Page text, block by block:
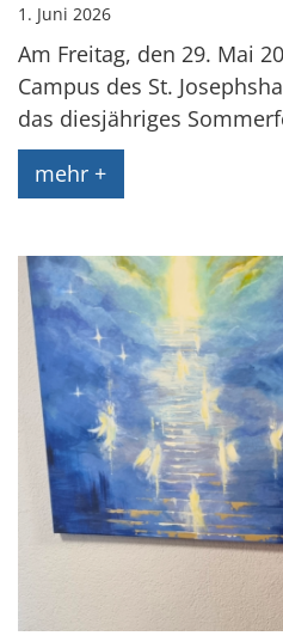
1. Juni 2026
Am Freitag, den 29. Mai
Campus des St.
das diesjähriges
mehr +